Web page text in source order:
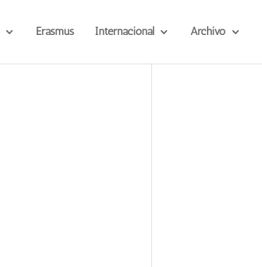
Erasmus Internacional Archivo